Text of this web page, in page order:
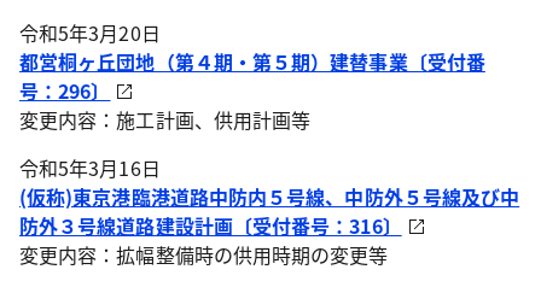
令和5年3月20日
都営桐ヶ丘団地（第４期・第５期）建替事業〔受付番
号：296〕
変更内容：施工計画、供用計画等
令和5年3月16日
(仮称)東京港臨港道路中防内５号線、中防外５号線及び中
防外３号線道路建設計画〔受付番号：316〕
変更内容：拡幅整備時の供用時期の変更等